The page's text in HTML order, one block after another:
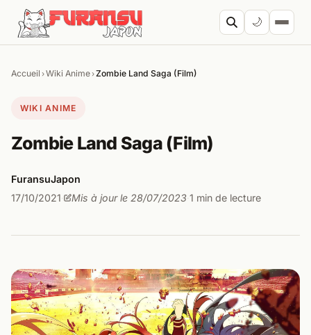
Aller au contenu
🌙
Accueil ›Wiki Anime›Zombie Land Saga (Film)
WIKI ANIME
Zombie Land Saga (Film)
FuransuJapon
17/10/2021· Mis à jour le 28/07/2023·1 min de lecture